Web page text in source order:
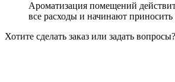
Ароматизация помещений
все расходы и начинают
Хотите сделать заказ или задать